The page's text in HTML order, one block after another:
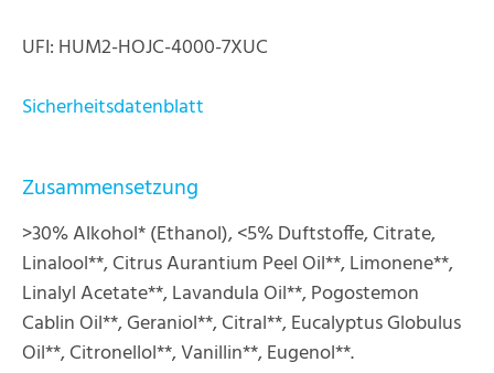
UFI: HUM2-HOJC-4000-7XUC
Sicherheitsdatenblatt
Zusammensetzung
>30% Alkohol* (Ethanol), <5% Duftstoffe, Citrate,
Linalool**, Citrus Aurantium Peel Oil**, Limonene**,
Linalyl Acetate**, Lavandula Oil**, Pogostemon
Cablin Oil**, Geraniol**, Citral**, Eucalyptus Globulus
Oil**, Citronellol**, Vanillin**, Eugenol**.